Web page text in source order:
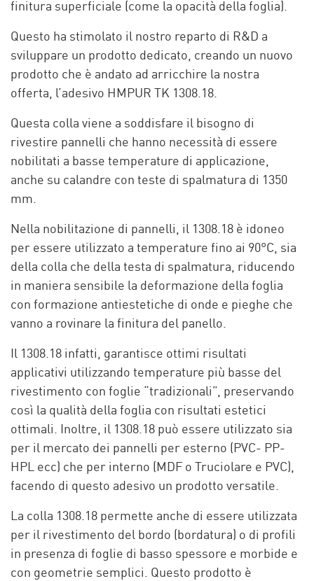
finitura superficiale (come la opacità della foglia).
Questo ha stimolato il nostro reparto di R&D a
sviluppare un prodotto dedicato, creando un nuovo
prodotto che è andato ad arricchire la nostra
offerta, l’adesivo HMPUR TK 1308.18.
Questa colla viene a soddisfare il bisogno di
rivestire pannelli che hanno necessità di essere
nobilitati a basse temperature di applicazione,
anche su calandre con teste di spalmatura di 1350
mm.
Nella nobilitazione di pannelli, il 1308.18 è idoneo
per essere utilizzato a temperature fino ai 90°C, sia
della colla che della testa di spalmatura, riducendo
in maniera sensibile la deformazione della foglia
con formazione antiestetiche di onde e pieghe che
vanno a rovinare la finitura del panello.
Il 1308.18 infatti, garantisce ottimi risultati
applicativi utilizzando temperature più basse del
rivestimento con foglie “tradizionali”, preservando
così la qualità della foglia con risultati estetici
ottimali. Inoltre, il 1308.18 può essere utilizzato sia
per il mercato dei pannelli per esterno (PVC- PP-
HPL ecc) che per interno (MDF o Truciolare e PVC),
facendo di questo adesivo un prodotto versatile.
La colla 1308.18 permette anche di essere utilizzata
per il rivestimento del bordo (bordatura) o di profili
in presenza di foglie di basso spessore e morbide e
con geometrie semplici. Questo prodotto è